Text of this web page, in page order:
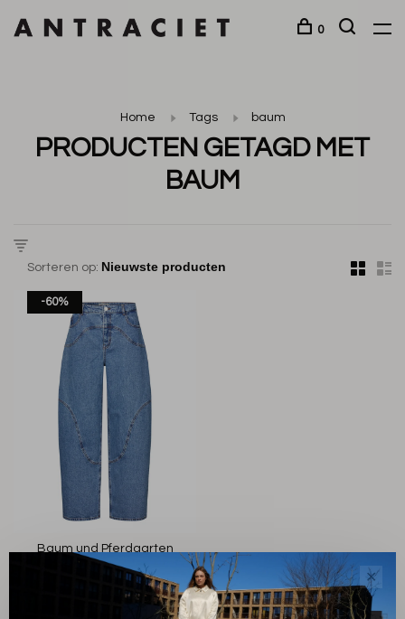
0
Home Tags baum
PRODUCTEN GETAGD MET
BAUM
Sorteren op:
-60%
Baum und Pferdgarten
Napolen Jeans
€91,60
✕